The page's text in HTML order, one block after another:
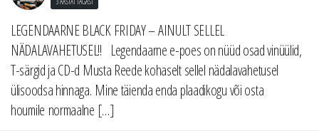
LEGENDAARNE BLACK FRIDAY – AINULT SELLEL
NÄDALAVAHETUSEL!! Legendaarne e-poes on nüüd osad vinüülid,
T-särgid ja CD-d Musta Reede kohaselt sellel nädalavahetusel
ülisoodsa hinnaga. Mine täienda enda plaadikogu või osta
houmile normaalne […]